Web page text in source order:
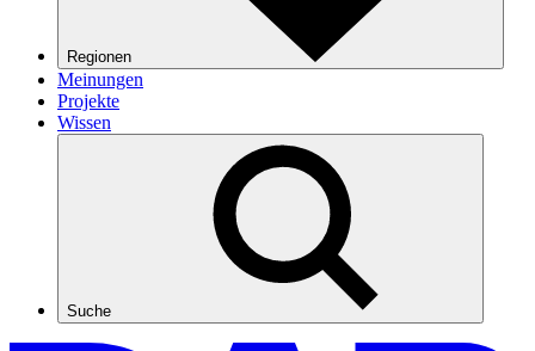
Regionen
Meinungen
Projekte
Wissen
Suche